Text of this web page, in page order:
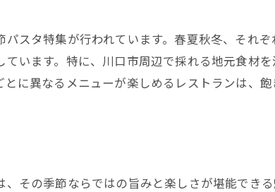
品パスタが楽しめる感動のレストラン
スタ特集が行われています。春夏秋冬、それ
います。特に、川口市周辺で採れる地元食材
に異なるメニューが楽しめるレストランは、
その季節ならではの旨みと楽しさが堪能でき